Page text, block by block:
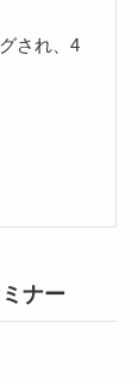
され、4
ナー